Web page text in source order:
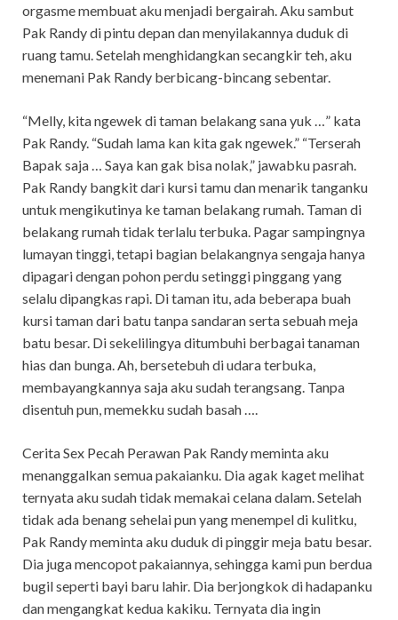
orgasme membuat aku menjadi bergairah. Aku sambut
Pak Randy di pintu depan dan menyilakannya duduk di
ruang tamu. Setelah menghidangkan secangkir teh, aku
menemani Pak Randy berbicang-bincang sebentar.
“Melly, kita ngewek di taman belakang sana yuk …” kata
Pak Randy. “Sudah lama kan kita gak ngewek.” “Terserah
Bapak saja … Saya kan gak bisa nolak,” jawabku pasrah.
Pak Randy bangkit dari kursi tamu dan menarik tanganku
untuk mengikutinya ke taman belakang rumah. Taman di
belakang rumah tidak terlalu terbuka. Pagar sampingnya
lumayan tinggi, tetapi bagian belakangnya sengaja hanya
dipagari dengan pohon perdu setinggi pinggang yang
selalu dipangkas rapi. Di taman itu, ada beberapa buah
kursi taman dari batu tanpa sandaran serta sebuah meja
batu besar. Di sekelilingya ditumbuhi berbagai tanaman
hias dan bunga. Ah, bersetebuh di udara terbuka,
membayangkannya saja aku sudah terangsang. Tanpa
disentuh pun, memekku sudah basah ….
Cerita Sex Pecah Perawan Pak Randy meminta aku
menanggalkan semua pakaianku. Dia agak kaget melihat
ternyata aku sudah tidak memakai celana dalam. Setelah
tidak ada benang sehelai pun yang menempel di kulitku,
Pak Randy meminta aku duduk di pinggir meja batu besar.
Dia juga mencopot pakaiannya, sehingga kami pun berdua
bugil seperti bayi baru lahir. Dia berjongkok di hadapanku
dan mengangkat kedua kakiku. Ternyata dia ingin